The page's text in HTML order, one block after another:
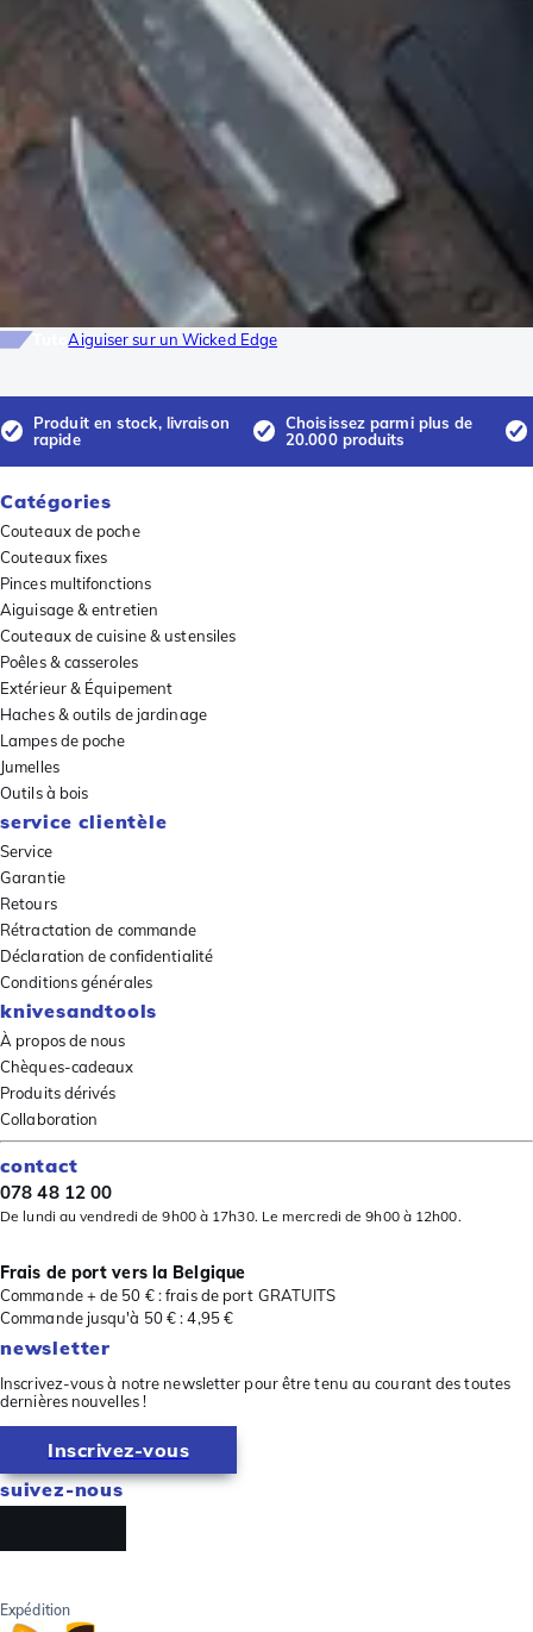
TutoAiguiser sur un Wicked Edge
Produit en stock, livraison
rapide
Choisissez parmi plus de
20.000 produits
Catégories
Couteaux de poche
Couteaux fixes
Pinces multifonctions
Aiguisage & entretien
Couteaux de cuisine & ustensiles
Poêles & casseroles
Extérieur & Équipement
Haches & outils de jardinage
Lampes de poche
Jumelles
Outils à bois
service clientèle
Service
Garantie
Retours
Rétractation de commande
Déclaration de confidentialité
Conditions générales
knivesandtools
À propos de nous
Chèques-cadeaux
Produits dérivés
Collaboration
contact
078 48 12 00
De lundi au vendredi de 9h00 à 17h30. Le mercredi de 9h00 à 12h00.
Frais de port vers la Belgique
Commande + de 50 € : frais de port GRATUITS
Commande jusqu'à 50 € : 4,95 €
newsletter
Inscrivez-vous à notre newsletter pour être tenu au courant des toutes
dernières nouvelles !
Inscrivez-vous
suivez-nous
Expédition